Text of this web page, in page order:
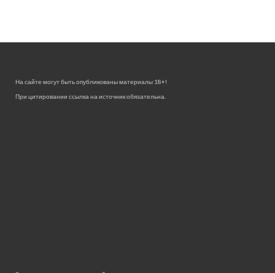
На сайте могут быть опубликованы материалы 18+!
При цитировании ссылка на источник обязательна.